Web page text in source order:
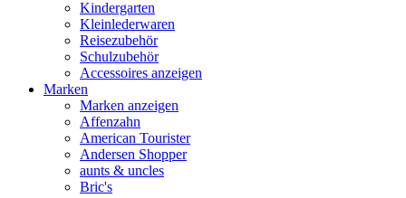
Kindergarten
Kleinlederwaren
Reisezubehör
Schulzubehör
Accessoires anzeigen
Marken
Marken anzeigen
Affenzahn
American Tourister
Andersen Shopper
aunts & uncles
Bric's